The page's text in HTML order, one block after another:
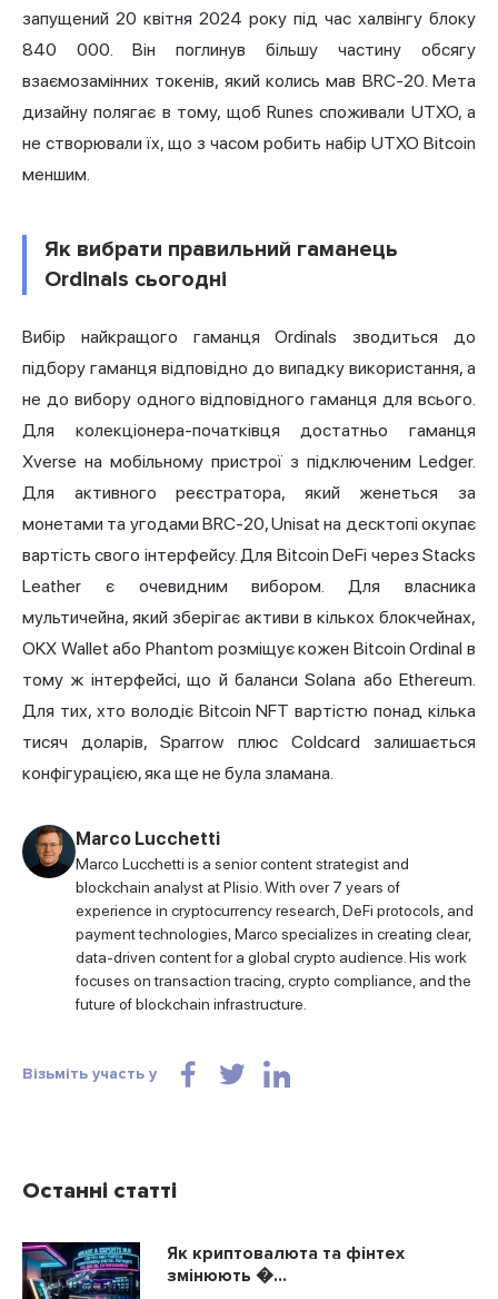
запущений 20 квітня 2024 року під час халвінгу блоку
840 000. Він поглинув більшу частину обсягу
взаємозамінних токенів, який колись мав BRC-20. Мета
дизайну полягає в тому, щоб Runes споживали UTXO, а
не створювали їх, що з часом робить набір UTXO Bitcoin
меншим.
Як вибрати правильний гаманець
Ordinals сьогодні
Вибір найкращого гаманця Ordinals зводиться до
підбору гаманця відповідно до випадку використання, а
не до вибору одного відповідного гаманця для всього.
Для колекціонера-початківця достатньо гаманця
Xverse на мобільному пристрої з підключеним Ledger.
Для активного реєстратора, який женеться за
монетами та угодами BRC-20, Unisat на десктопі окупає
вартість свого інтерфейсу. Для Bitcoin DeFi через Stacks
Leather є очевидним вибором. Для власника
мультичейна, який зберігає активи в кількох блокчейнах,
OKX Wallet або Phantom розміщує кожен Bitcoin Ordinal в
тому ж інтерфейсі, що й баланси Solana або Ethereum.
Для тих, хто володіє Bitcoin NFT вартістю понад кілька
тисяч доларів, Sparrow плюс Coldcard залишається
конфігурацією, яка ще не була зламана.
Marco Lucchetti
Marco Lucchetti is a senior content strategist and
blockchain analyst at Plisio. With over 7 years of
experience in cryptocurrency research, DeFi protocols, and
payment technologies, Marco specializes in creating clear,
data-driven content for a global crypto audience. His work
focuses on transaction tracing, crypto compliance, and the
future of blockchain infrastructure.
Візьміть участь у
Останні статті
Як криптовалюта та фінтех
змінюють �...